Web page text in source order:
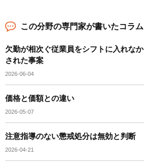
この分野の専門家が書いたコラム
欠勤が相次ぐ従業員をシフトに入れな
された事案
2026-06-04
価格と価額との違い
2026-05-07
注意指導のない懲戒処分は無効と判断
2026-04-21